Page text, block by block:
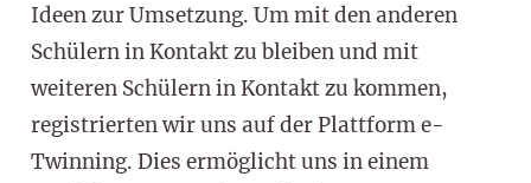
Ideen zur Umsetzung. Um mit den anderen
Schülern in Kontakt zu bleiben und mit
weiteren Schülern in Kontakt zu kommen,
registrierten wir uns auf der Plattform e-
Twinning. Dies ermöglicht uns in einem